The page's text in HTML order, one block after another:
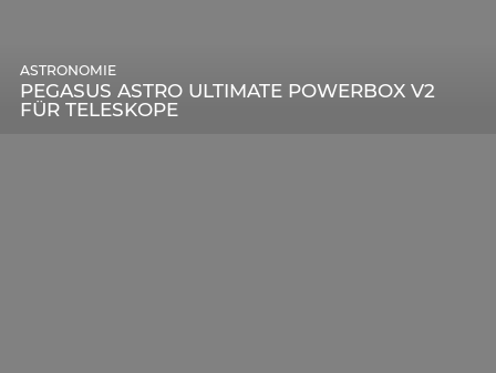
PEGASUS ASTRO ULTIMATE POWERBOX V2
FÜR TELESKOPE
ASTRONOMIE